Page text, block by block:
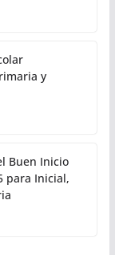
y
Buen Inicio
para Inicial,